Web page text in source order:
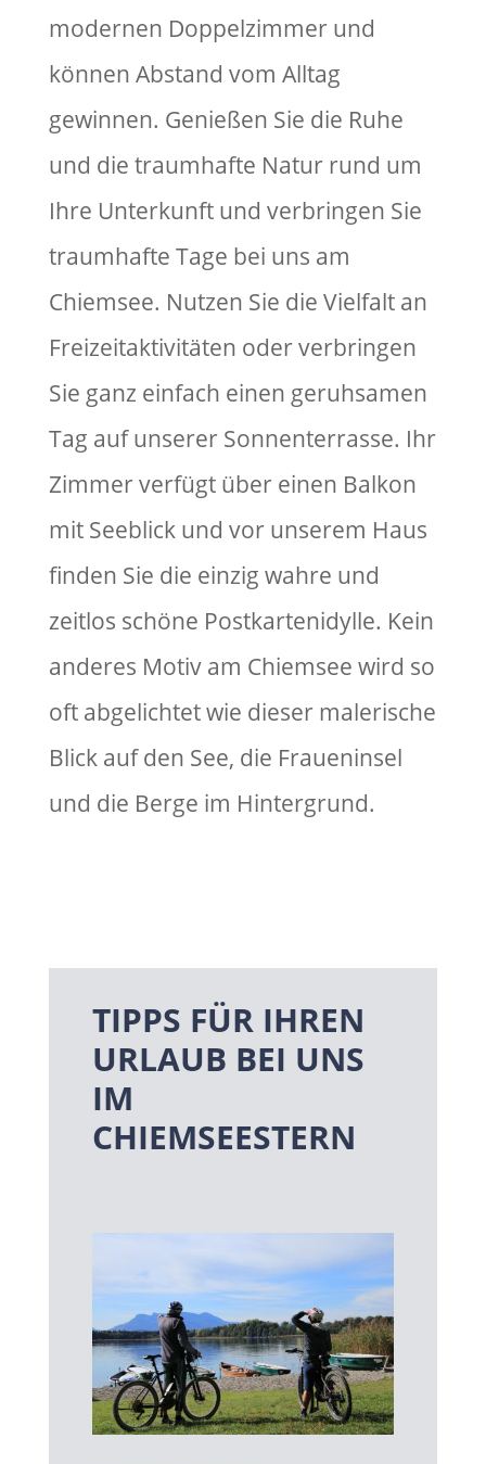
modernen Doppelzimmer und
können Abstand vom Alltag
gewinnen. Genießen Sie die Ruhe
und die traumhafte Natur rund um
Ihre Unterkunft und verbringen Sie
traumhafte Tage bei uns am
Chiemsee. Nutzen Sie die Vielfalt an
Freizeitaktivitäten oder verbringen
Sie ganz einfach einen geruhsamen
Tag auf unserer Sonnenterrasse. Ihr
Zimmer verfügt über einen Balkon
mit Seeblick und vor unserem Haus
finden Sie die einzig wahre und
zeitlos schöne Postkartenidylle. Kein
anderes Motiv am Chiemsee wird so
oft abgelichtet wie dieser malerische
Blick auf den See, die Fraueninsel
und die Berge im Hintergrund.
TIPPS FÜR IHREN
URLAUB BEI UNS
IM
CHIEMSEESTERN